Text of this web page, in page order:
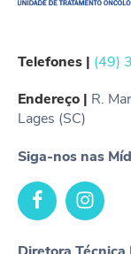
Telefones | (49)
Endereço | R.
Lages (SC)
Siga-nos nas